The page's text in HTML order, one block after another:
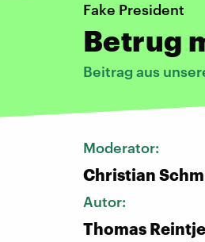
Fake President
Betrug
Beitrag aus
Moderator:
Christian
Autor:
Thomas